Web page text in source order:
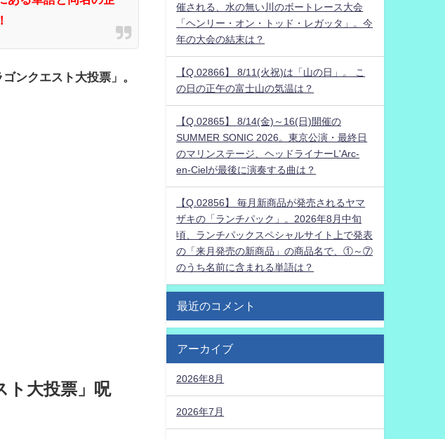
ンクエスト大投票」。
ト大投票」呪
催される、水の無い川のボートレース大会
「ヘンリー・オン・トッド・レガッタ」。今
年の大会の結末は？
【Q.02866】 8/11(火祝)は「山の日」。 こ
の日の正午の富士山の気温は？
【Q.02865】 8/14(金)～16(日)開催の
SUMMER SONIC 2026。東京公演・最終日
のマリンステージ、ヘッドライナーL'Arc-
en-Cielが最後に演奏する曲は？
【Q.02856】 毎月新商品が発売されるヤマ
ザキの「ランチパック」。2026年8月中旬
頃、ランチパックスペシャルサイト上で発表
の「来月発売の新商品」の商品名で、①～⑦
のうち名前に含まれる単語は？
最近のコメント
アーカイブ
2026年8月
2026年7月